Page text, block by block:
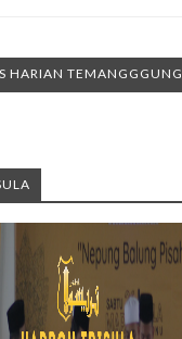
HARIAN TEMANGGGUNG